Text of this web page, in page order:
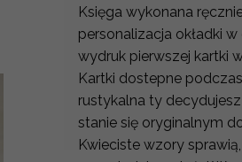
Księga wykonana
personalizacja okładki w
wydruk pierwszej kartki
Kartki dostepne
rustykalna ty
stanie się oryginalnym
Kwieciste wzory